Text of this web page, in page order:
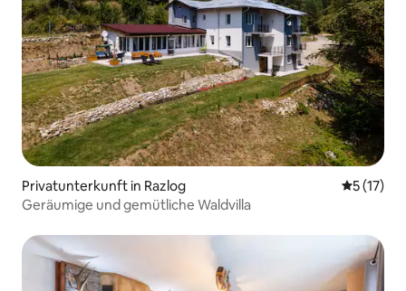
Privatunterkunft in Razlog
5 (17)
Geräumige und gemütliche Waldvilla